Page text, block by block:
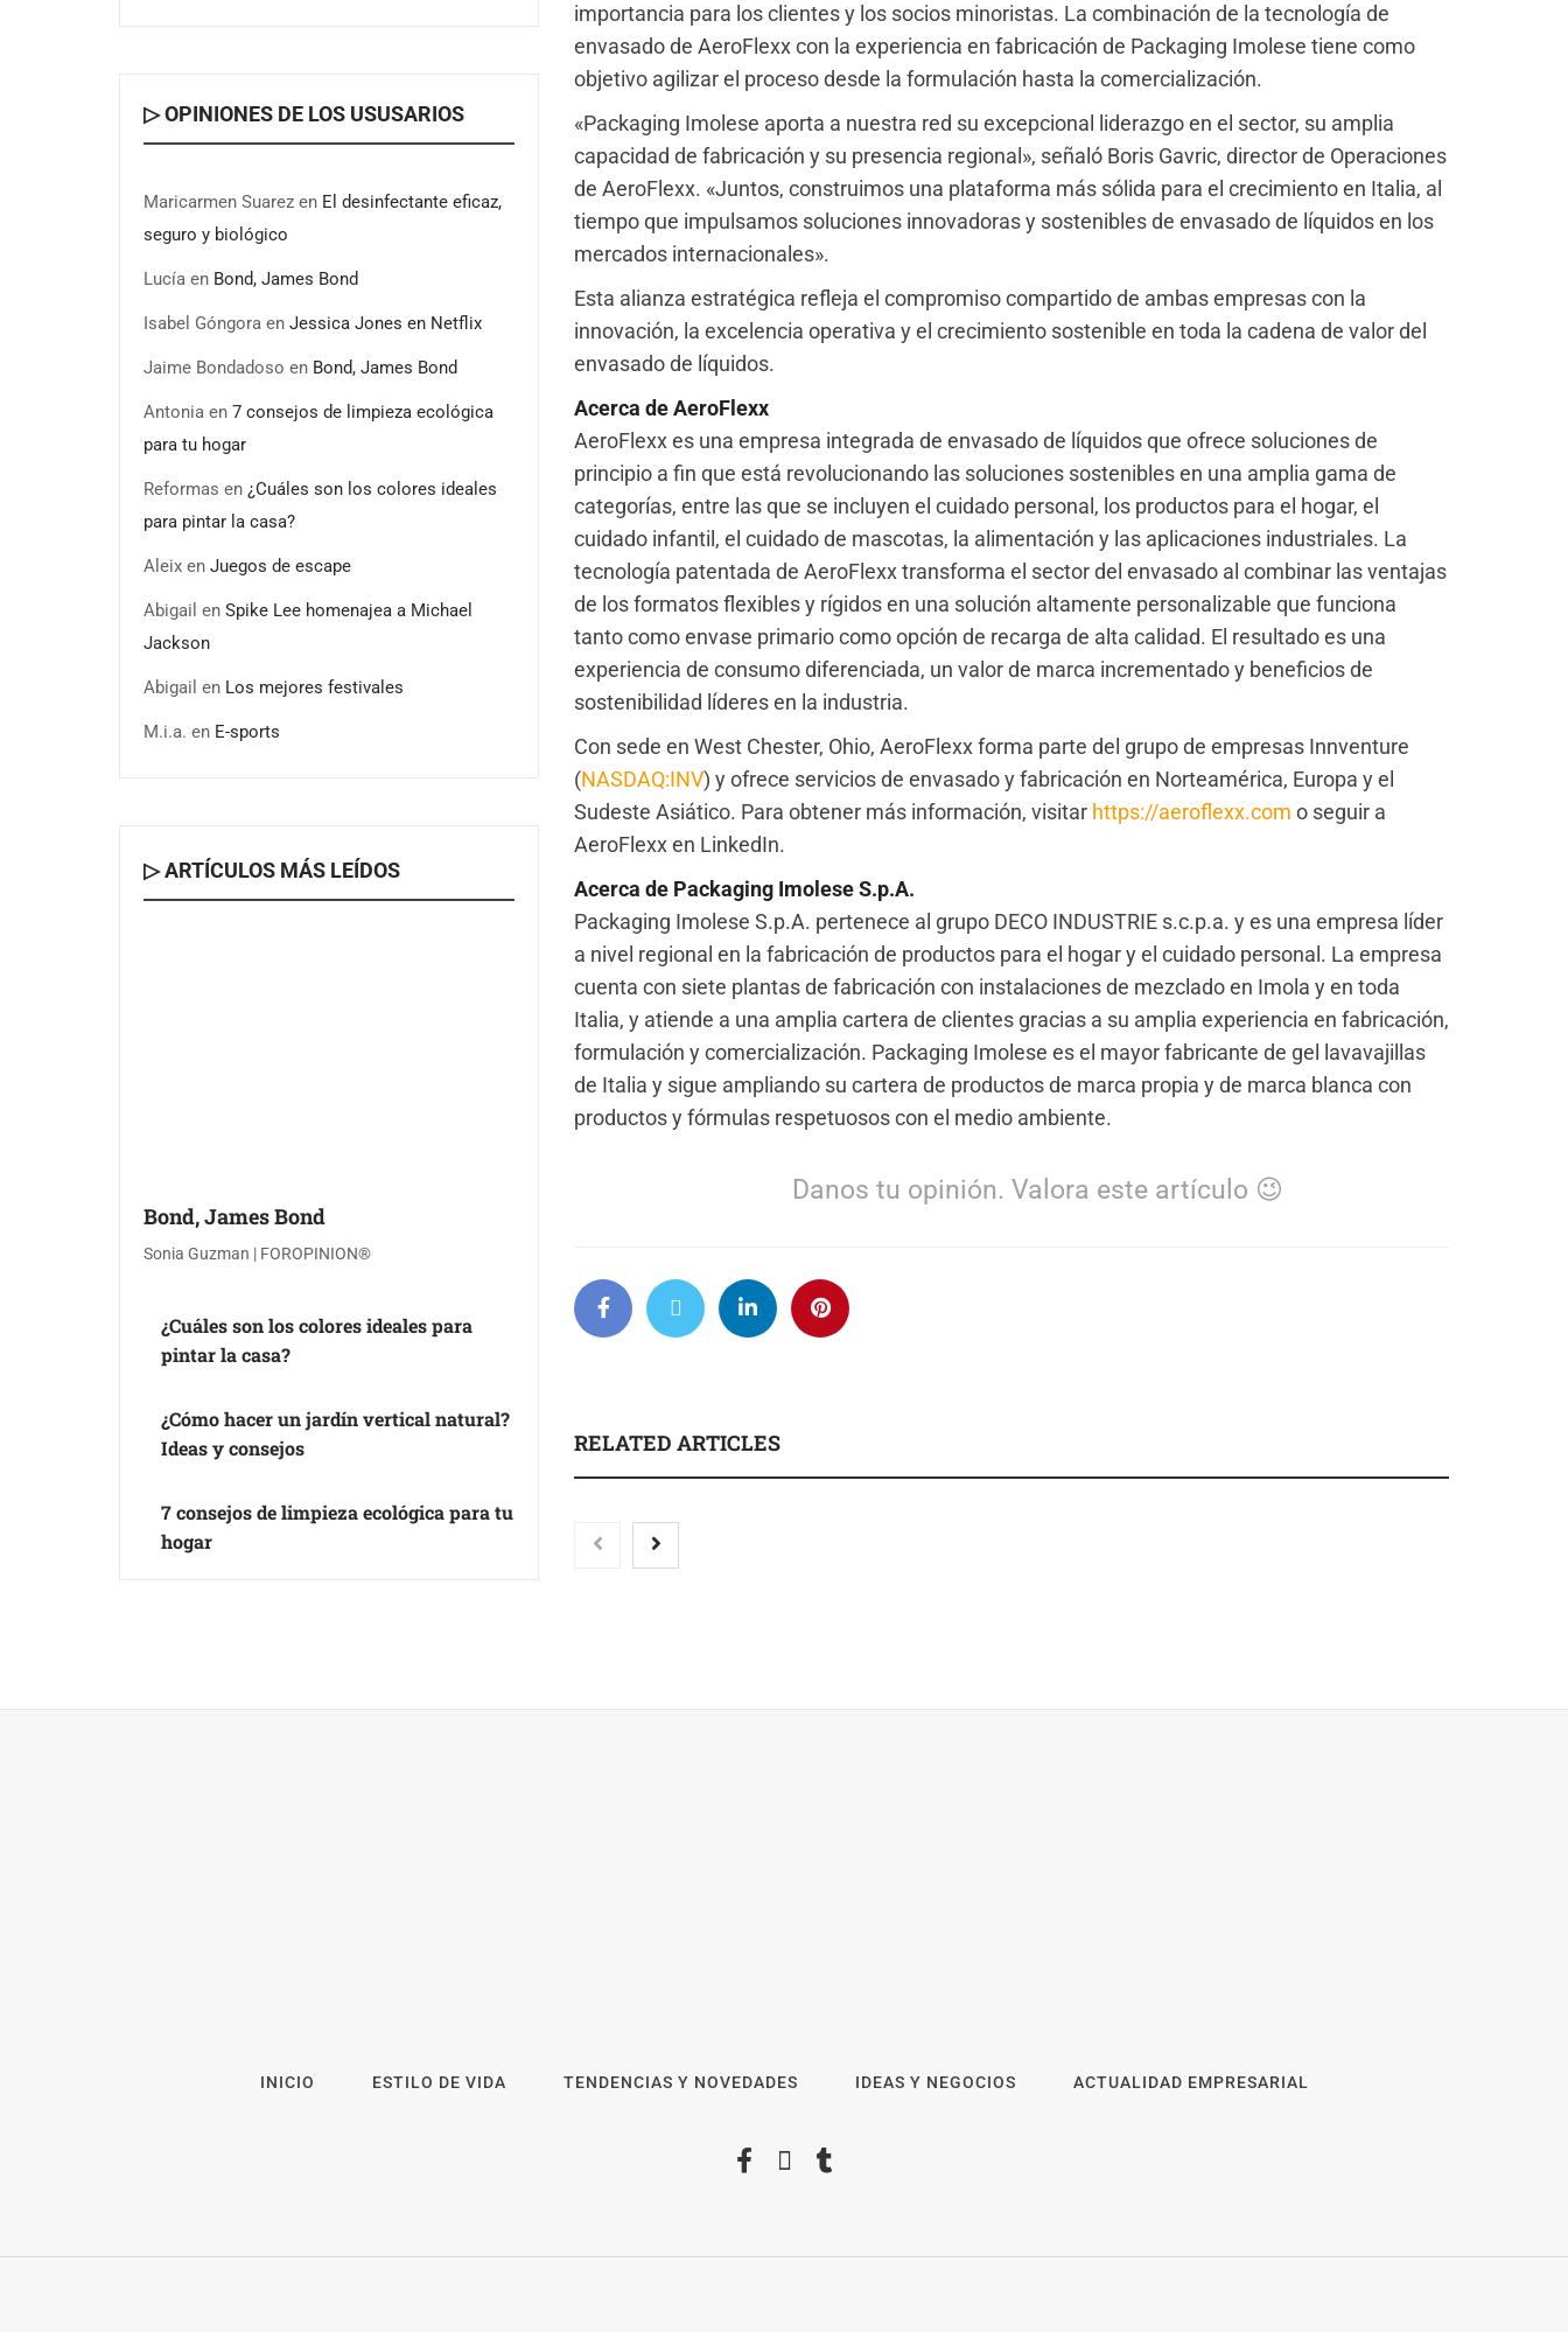
importancia para los clientes y los socios minoristas. La combinación de la tecnología de
envasado de AeroFlexx con la experiencia en fabricación de Packaging Imolese tiene como
objetivo agilizar el proceso desde la formulación hasta la comercialización.
«Packaging Imolese aporta a nuestra red su excepcional liderazgo en el sector, su amplia
capacidad de fabricación y su presencia regional», señaló Boris Gavric, director de Operaciones
de AeroFlexx. «Juntos, construimos una plataforma más sólida para el crecimiento en Italia, al
tiempo que impulsamos soluciones innovadoras y sostenibles de envasado de líquidos en los
mercados internacionales».
Esta alianza estratégica refleja el compromiso compartido de ambas empresas con la
innovación, la excelencia operativa y el crecimiento sostenible en toda la cadena de valor del
envasado de líquidos.
Acerca de AeroFlexx
AeroFlexx es una empresa integrada de envasado de líquidos que ofrece soluciones de
principio a fin que está revolucionando las soluciones sostenibles en una amplia gama de
categorías, entre las que se incluyen el cuidado personal, los productos para el hogar, el
cuidado infantil, el cuidado de mascotas, la alimentación y las aplicaciones industriales. La
tecnología patentada de AeroFlexx transforma el sector del envasado al combinar las ventajas
de los formatos flexibles y rígidos en una solución altamente personalizable que funciona
tanto como envase primario como opción de recarga de alta calidad. El resultado es una
experiencia de consumo diferenciada, un valor de marca incrementado y beneficios de
sostenibilidad líderes en la industria.
Con sede en West Chester, Ohio, AeroFlexx forma parte del grupo de empresas Innventure
(NASDAQ:INV) y ofrece servicios de envasado y fabricación en Norteamérica, Europa y el
Sudeste Asiático. Para obtener más información, visitar https://aeroflexx.com o seguir a
AeroFlexx en LinkedIn.
Acerca de Packaging Imolese S.p.A.
Packaging Imolese S.p.A. pertenece al grupo DECO INDUSTRIE s.c.p.a. y es una empresa líder
a nivel regional en la fabricación de productos para el hogar y el cuidado personal. La empresa
cuenta con siete plantas de fabricación con instalaciones de mezclado en Imola y en toda
Italia, y atiende a una amplia cartera de clientes gracias a su amplia experiencia en fabricación,
formulación y comercialización. Packaging Imolese es el mayor fabricante de gel lavavajillas
de Italia y sigue ampliando su cartera de productos de marca propia y de marca blanca con
productos y fórmulas respetuosos con el medio ambiente.
Danos tu opinión. Valora este artículo 😉
RELATED ARTICLES
La luz roja, el nuevo aftersun,
actúa en la recuperación de la
de participación y anuncia a
que revoluciona la colada
▷ OPINIONES DE LOS USUSARIOS
Maricarmen Suarez en El desinfectante eficaz,
seguro y biológico
Lucía en Bond, James Bond
Isabel Góngora en Jessica Jones en Netflix
Jaime Bondadoso en Bond, James Bond
Antonia en 7 consejos de limpieza ecológica
para tu hogar
Reformas en ¿Cuáles son los colores ideales
para pintar la casa?
Aleix en Juegos de escape
Abigail en Spike Lee homenajea a Michael
Jackson
Abigail en Los mejores festivales
M.i.a. en E-sports
▷ ARTÍCULOS MÁS LEÍDOS
Bond, James Bond
Sonia Guzman | FOROPINION®
¿Cuáles son los colores ideales para
pintar la casa?
¿Cómo hacer un jardín vertical natural?
Ideas y consejos
7 consejos de limpieza ecológica para tu
hogar
INICIO ESTILO DE VIDA TENDENCIAS Y NOVEDADES IDEAS Y NEGOCIOS ACTUALIDAD EMPRESARIAL